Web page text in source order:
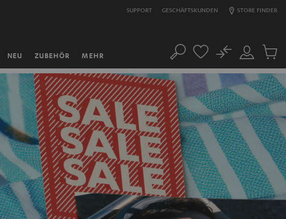
SUPPORT GESCHÄFTSKUNDEN STORE FINDER
NEU ZUBEHÖR MEHR Suche
Mein
Konto
No
Artikel
im